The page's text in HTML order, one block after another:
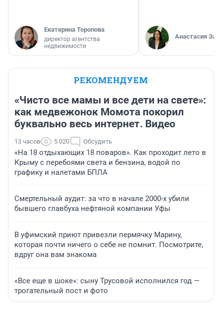
Екатерина Торопова
директор агентства
недвижимости
Анастасия
РЕКОМЕНДУЕМ
«Чисто все мамы и все дети на свете»:
как медвежонок Момота покорил
буквально весь интернет. Видео
13 часов 5 020 Обсудить
«На 18 отдыхающих 18 поваров». Как проходит лето в
Крыму с перебоями света и бензина, водой по
графику и налетами БПЛА
Смертельный аудит: за что в начале 2000-х убили
бывшего главбуха нефтяной компании Уфы
В уфимский приют привезли пермячку Марину,
которая почти ничего о себе не помнит. Посмотрите,
вдруг она вам знакома
«Все еще в шоке»: сыну Трусовой исполнился год —
трогательный пост и фото